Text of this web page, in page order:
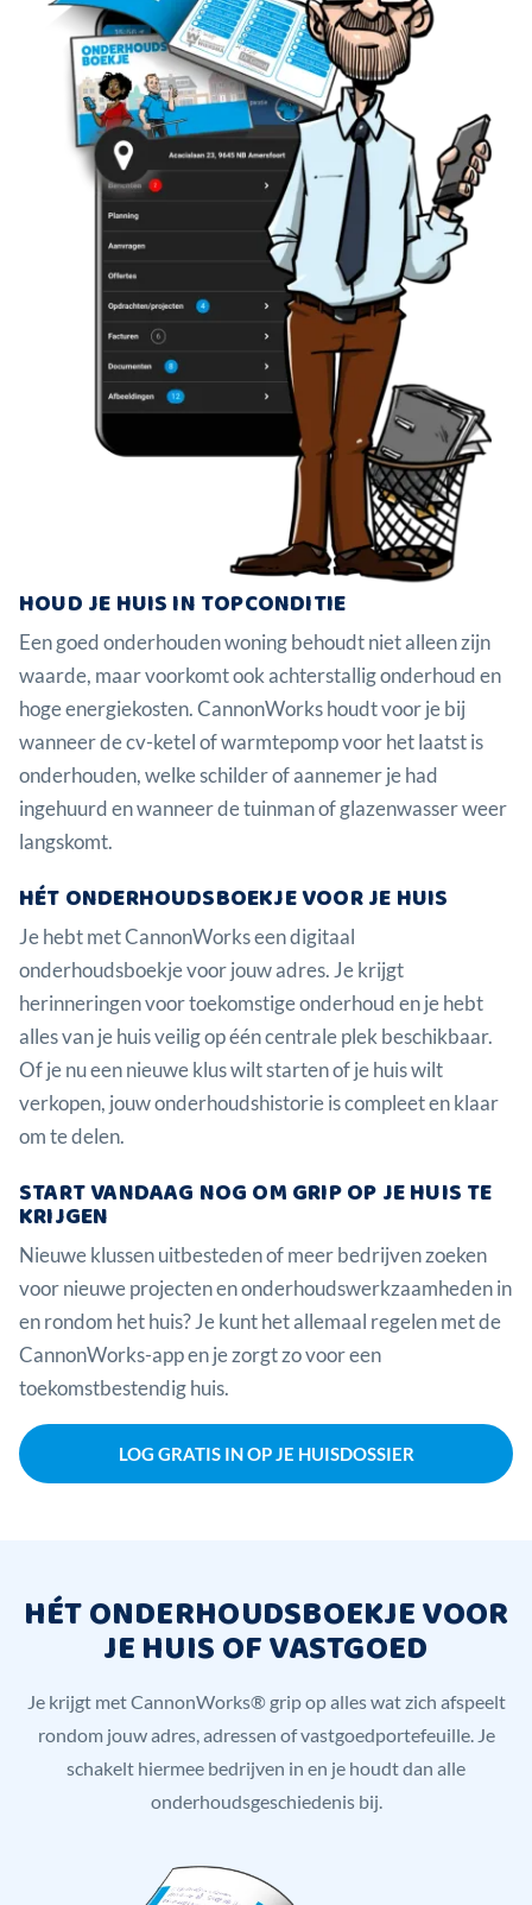
HOUD JE HUIS IN TOPCONDITIE
Een goed onderhouden woning behoudt niet alleen zijn
waarde, maar voorkomt ook achterstallig onderhoud en
hoge energiekosten. CannonWorks houdt voor je bij
wanneer de cv-ketel of warmtepomp voor het laatst is
onderhouden, welke schilder of aannemer je had
ingehuurd en wanneer de tuinman of glazenwasser weer
langskomt.
HÉT ONDERHOUDSBOEKJE VOOR JE HUIS
Je hebt met CannonWorks een digitaal
onderhoudsboekje voor jouw adres. Je krijgt
herinneringen voor toekomstige onderhoud en je hebt
alles van je huis veilig op één centrale plek beschikbaar.
Of je nu een nieuwe klus wilt starten of je huis wilt
verkopen, jouw onderhoudshistorie is compleet en klaar
om te delen.
START VANDAAG NOG OM GRIP OP JE HUIS TE
KRIJGEN
Nieuwe klussen uitbesteden of meer bedrijven zoeken
voor nieuwe projecten en onderhoudswerkzaamheden in
en rondom het huis? Je kunt het allemaal regelen met de
CannonWorks-app en je zorgt zo voor een
toekomstbestendig huis.
LOG GRATIS IN OP JE HUISDOSSIER
HÉT ONDERHOUDSBOEKJE VOOR
JE HUIS OF VASTGOED
Je krijgt met CannonWorks® grip op alles wat zich afspeelt
rondom jouw adres, adressen of vastgoedportefeuille. Je
schakelt hiermee bedrijven in en je houdt dan alle
onderhoudsgeschiedenis bij.